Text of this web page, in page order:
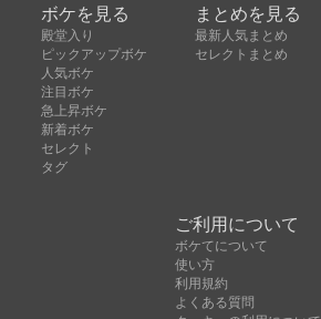
ボケを見る
殿堂入り
ピックアップボケ
人気ボケ
注目ボケ
急上昇ボケ
新着ボケ
セレクト
タグ
まとめを見る
最新人気まとめ
セレクトまとめ
ご利用について
ボケてについて
使い方
利用規約
よくある質問